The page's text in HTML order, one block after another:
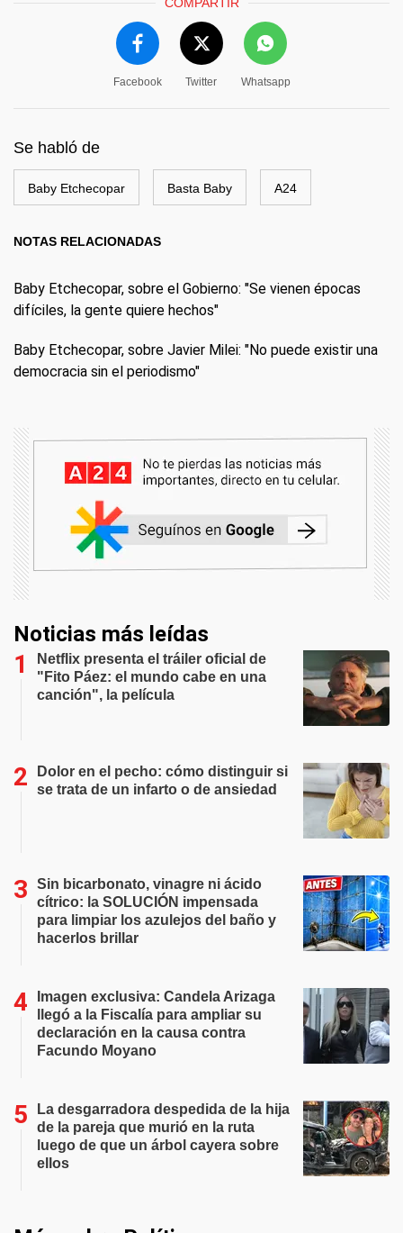
Facebook Twitter Whatsapp
Se habló de
Baby Etchecopar Basta Baby A24
NOTAS RELACIONADAS
Baby Etchecopar, sobre el Gobierno: "Se vienen épocas
difíciles, la gente quiere hechos"
Baby Etchecopar, sobre Javier Milei: "No puede existir una
democracia sin el periodismo"
Noticias más leídas
Netflix presenta el tráiler oficial de
"Fito Páez: el mundo cabe en una
canción", la película
Dolor en el pecho: cómo distinguir si
se trata de un infarto o de ansiedad
Sin bicarbonato, vinagre ni ácido
cítrico: la SOLUCIÓN impensada
para limpiar los azulejos del baño y
hacerlos brillar
Imagen exclusiva: Candela Arizaga
llegó a la Fiscalía para ampliar su
declaración en la causa contra
Facundo Moyano
La desgarradora despedida de la hija
de la pareja que murió en la ruta
luego de que un árbol cayera sobre
ellos